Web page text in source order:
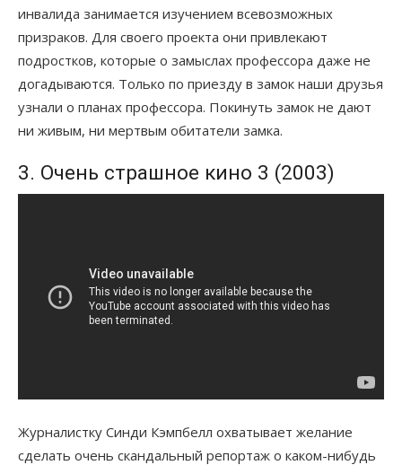
инвалида занимается изучением всевозможных
призраков. Для своего проекта они привлекают
подростков, которые о замыслах профессора даже не
догадываются. Только по приезду в замок наши друзья
узнали о планах профессора. Покинуть замок не дают
ни живым, ни мертвым обитатели замка.
3. Очень страшное кино 3 (2003)
Журналистку Синди Кэмпбелл охватывает желание
сделать очень скандальный репортаж о каком-нибудь